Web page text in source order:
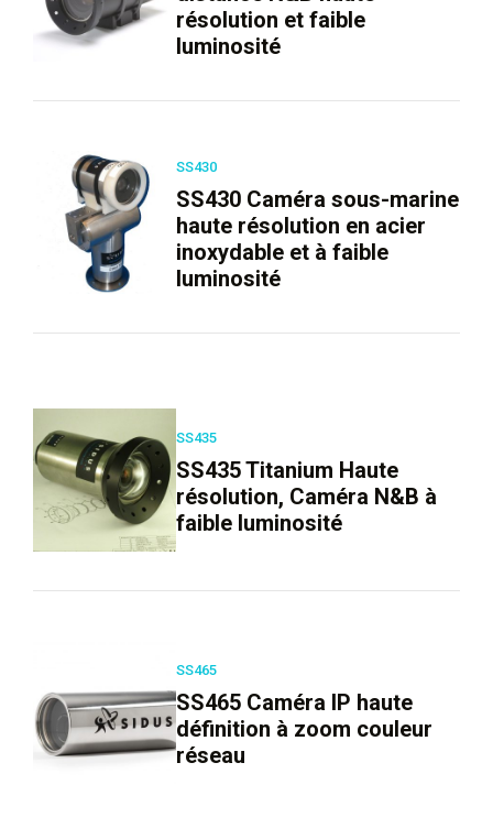
résolution et faible
luminosité
SS430
SS430 Caméra sous-marine
haute résolution en acier
inoxydable et à faible
luminosité
SS435
SS435 Titanium Haute
résolution, Caméra N&B à
faible luminosité
SS465
SS465 Caméra IP haute
définition à zoom couleur
réseau